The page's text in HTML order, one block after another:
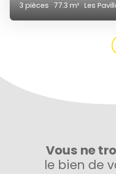
3 pièces 77.3 m² Les
Vous ne
le bien de